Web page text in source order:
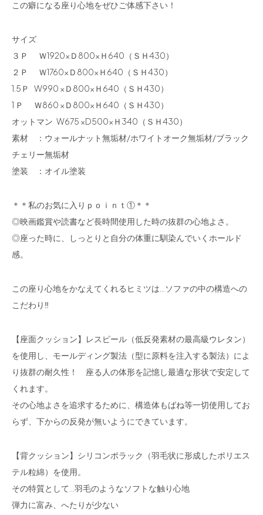
この癖になる座り心地をぜひご体感下さい！
サイズ
３Ｐ Ｗ1920×Ｄ800×Ｈ640（ＳＨ430）
２Ｐ Ｗ1760×Ｄ800×Ｈ640（ＳＨ430）
1.5Ｐ W990 ×Ｄ800×Ｈ640（ＳＨ430）
1 Ｐ Ｗ860 ×Ｄ800×Ｈ640（ＳＨ430）
オットマン W675 ×D500×Ｈ340（ＳＨ430）
素材 ：ウォールナット無垢材/ホワイトオーク無垢材/ブラック
チェリー無垢材
塗装 ：オイル塗装
＊＊私のお気に入りｐｏｉｎｔ①＊＊
◎映画鑑賞や読書など長時間使用した時の抜群の心地よさ。
◎座った時に、しっとりと自分の体重に馴染んでいくホールド
感。
この座り心地をかなえてくれるヒミツは…ソファの中の構造への
こだわり‼
【座面クッション】レスピール（低反発素材の最高級ウレタン）
を使用し、モールディング製法（型に原料を注入する製法）によ
り抜群の耐久性！ 座る人の体形を記憶し最適な形状で安定して
くれます。
その心地よさを追求するために、構造体もばね等一切使用してお
らず、下からの反発が無いようにできています。
【背クッション】シリコンポラック（羽毛状に形成したポリエス
テル粒綿）を使用。
その特質として…羽毛のようなソフトな触り心地
弾力に富み、へたりが少ない